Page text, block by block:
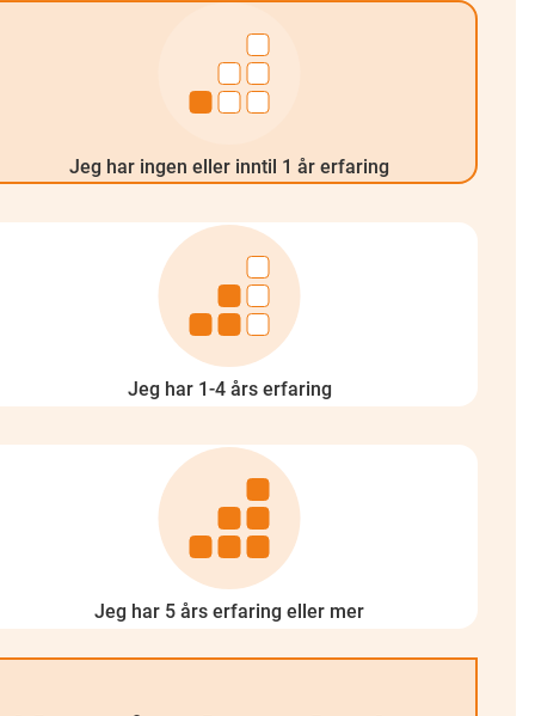
Jeg har ingen eller inntil 1 år erfaring
Jeg har 1-4 års erfaring
Jeg har 5 års erfaring eller mer